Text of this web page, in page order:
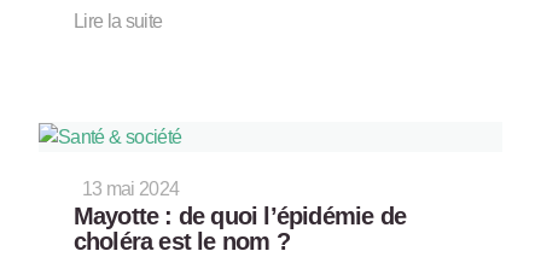
Lire la suite
13 mai 2024
Mayotte : de quoi l’épidémie de
choléra est le nom ?